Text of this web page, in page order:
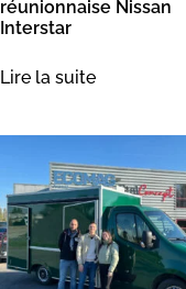
réunionnaise Nissan
Interstar
Lire la suite